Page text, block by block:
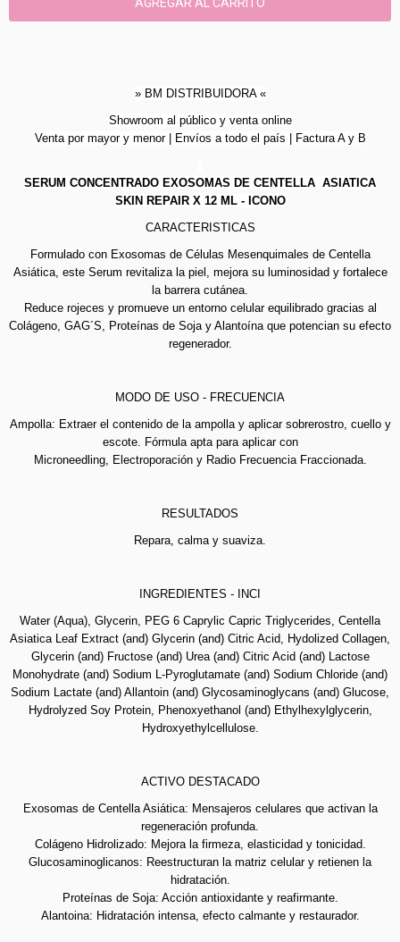
» BM DISTRIBUIDORA «
Showroom al público y venta online
Venta por mayor y menor | Envíos a todo el país | Factura A y B
SERUM CONCENTRADO EXOSOMAS DE CENTELLA ASIATICA
SKIN REPAIR X 12 ML - ICONO
CARACTERISTICAS
Formulado con Exosomas de Células Mesenquimales de Centella
Asiática, este Serum revitaliza la piel, mejora su luminosidad y fortalece
la barrera cutánea.
Reduce rojeces y promueve un entorno celular equilibrado gracias al
Colágeno, GAG´S, Proteínas de Soja y Alantoína que potencian su efecto
regenerador.
MODO DE USO - FRECUENCIA
Ampolla: Extraer el contenido de la ampolla y aplicar sobrerostro, cuello y
escote. Fórmula apta para aplicar con
Microneedling, Electroporación y Radio Frecuencia Fraccionada.
RESULTADOS
Repara, calma y suaviza.
INGREDIENTES - INCI
Water (Aqua), Glycerin, PEG 6 Caprylic Capric Triglycerides, Centella
Asiatica Leaf Extract (and) Glycerin (and) Citric Acid, Hydolized Collagen,
Glycerin (and) Fructose (and) Urea (and) Citric Acid (and) Lactose
Monohydrate (and) Sodium L-Pyroglutamate (and) Sodium Chloride (and)
Sodium Lactate (and) Allantoin (and) Glycosaminoglycans (and) Glucose,
Hydrolyzed Soy Protein, Phenoxyethanol (and) Ethylhexylglycerin,
Hydroxyethylcellulose.
ACTIVO DESTACADO
Exosomas de Centella Asiática: Mensajeros celulares que activan la
regeneración profunda.
Colágeno Hidrolizado: Mejora la firmeza, elasticidad y tonicidad.
Glucosaminoglicanos: Reestructuran la matriz celular y retienen la
hidratación.
Proteínas de Soja: Acción antioxidante y reafirmante.
Alantoina: Hidratación intensa, efecto calmante y restaurador.